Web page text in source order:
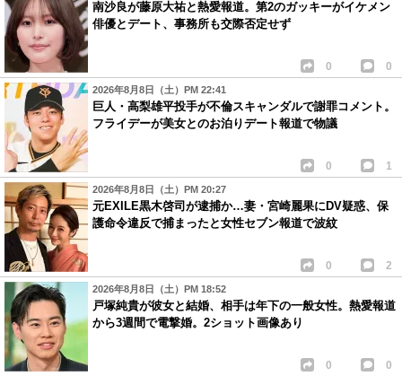
南沙良が藤原大祐と熱愛報道。第2のガッキーがイケメン
俳優とデート、事務所も交際否定せず
0 0
2026年8月8日（土）PM 22:41
巨人・高梨雄平投手が不倫スキャンダルで謝罪コメント。
フライデーが美女とのお泊りデート報道で物議
0 1
2026年8月8日（土）PM 20:27
元EXILE黒木啓司が逮捕か…妻・宮崎麗果にDV疑惑、保
護命令違反で捕まったと女性セブン報道で波紋
0 2
2026年8月8日（土）PM 18:52
戸塚純貴が彼女と結婚、相手は年下の一般女性。熱愛報道
から3週間で電撃婚。2ショット画像あり
0 0